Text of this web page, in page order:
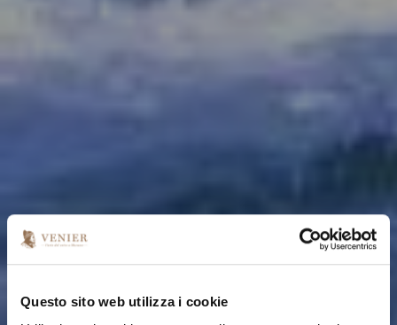
Questo sito web utilizza i cookie